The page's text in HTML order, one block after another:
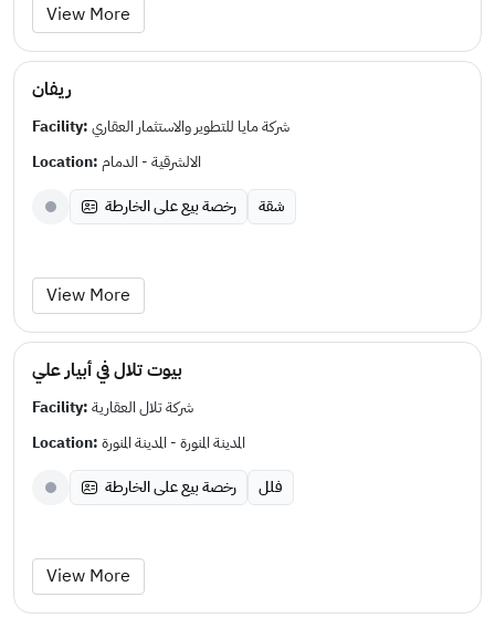
View More
ريفان
Facility:شركة مايا للتطوير والاستثمار العقاري
Location:الالشرقية - الدمام
رخصة بيع على الخارطة
شقة
View More
بيوت تلال في أبيار علي
Facility:شركة تلال العقارية
Location:المدينة المنورة - المدينة المنورة
رخصة بيع على الخارطة
فلل
View More